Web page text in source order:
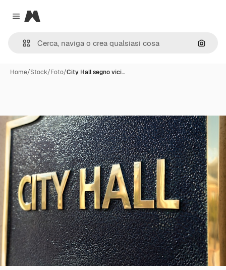
Close menu
Magnific
Cerca
Home/Stock/Foto/City Hall segno vici…